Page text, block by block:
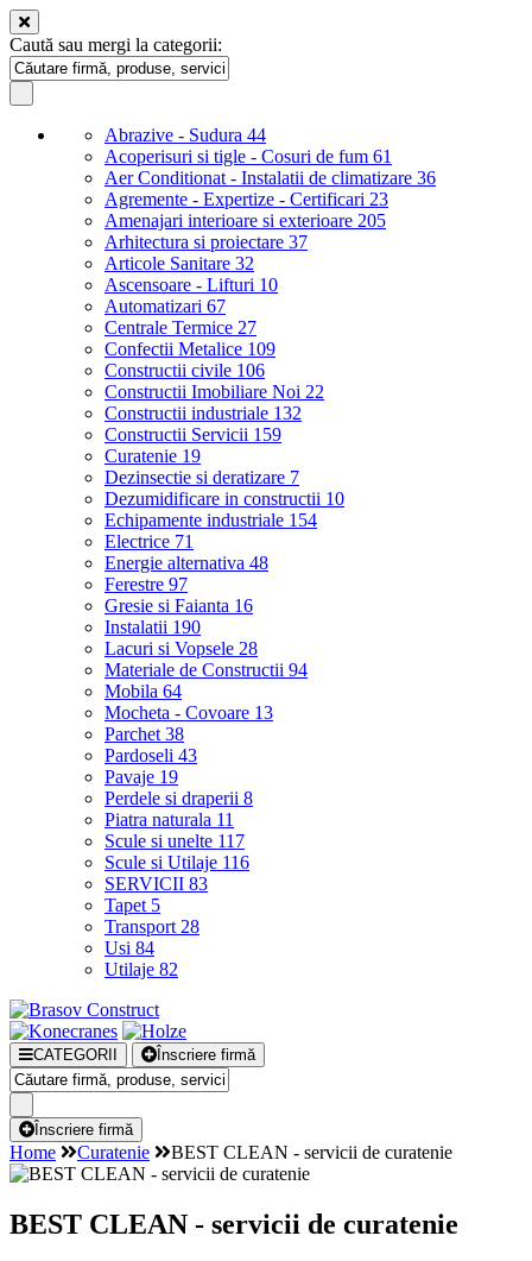
Caută sau mergi la categorii:
Abrazive - Sudura 44
Acoperisuri si tigle - Cosuri de fum 61
Aer Conditionat - Instalatii de climatizare 36
Agremente - Expertize - Certificari 23
Amenajari interioare si exterioare 205
Arhitectura si proiectare 37
Articole Sanitare 32
Ascensoare - Lifturi 10
Automatizari 67
Centrale Termice 27
Confectii Metalice 109
Constructii civile 106
Constructii Imobiliare Noi 22
Constructii industriale 132
Constructii Servicii 159
Curatenie 19
Dezinsectie si deratizare 7
Dezumidificare in constructii 10
Echipamente industriale 154
Electrice 71
Energie alternativa 48
Ferestre 97
Gresie si Faianta 16
Instalatii 190
Lacuri si Vopsele 28
Materiale de Constructii 94
Mobila 64
Mocheta - Covoare 13
Parchet 38
Pardoseli 43
Pavaje 19
Perdele si draperii 8
Piatra naturala 11
Scule si unelte 117
Scule si Utilaje 116
SERVICII 83
Tapet 5
Transport 28
Usi 84
Utilaje 82
CATEGORII Înscriere firmă
Înscriere firmă
Home Curatenie BEST CLEAN - servicii de curatenie
BEST CLEAN - servicii de curatenie